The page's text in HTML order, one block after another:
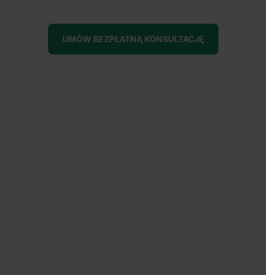
UMÓW BEZPŁATNĄ KONSULTACJĘ